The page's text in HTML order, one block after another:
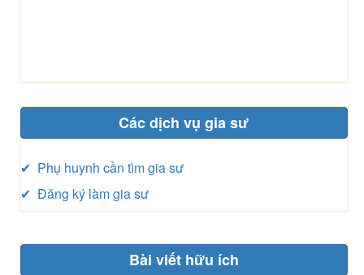
Các dịch vụ gia sư
✔ Phụ huynh cần tìm gia sư
✔ Đăng ký làm gia sư
Bài viết hữu ích